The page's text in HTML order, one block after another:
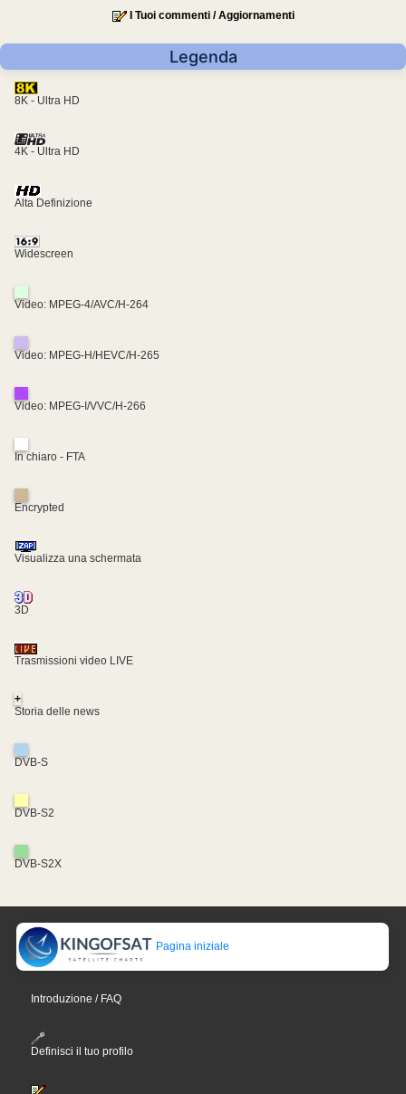
I Tuoi commenti / Aggiornamenti
Legenda
8K - Ultra HD
4K - Ultra HD
Alta Definizione
Widescreen
Video: MPEG-4/AVC/H-264
Video: MPEG-H/HEVC/H-265
Video: MPEG-I/VVC/H-266
In chiaro - FTA
Encrypted
Visualizza una schermata
3D
Trasmissioni video LIVE
+
Storia delle news
DVB-S
DVB-S2
DVB-S2X
Pagina iniziale
Introduzione / FAQ
Definisci il tuo profilo